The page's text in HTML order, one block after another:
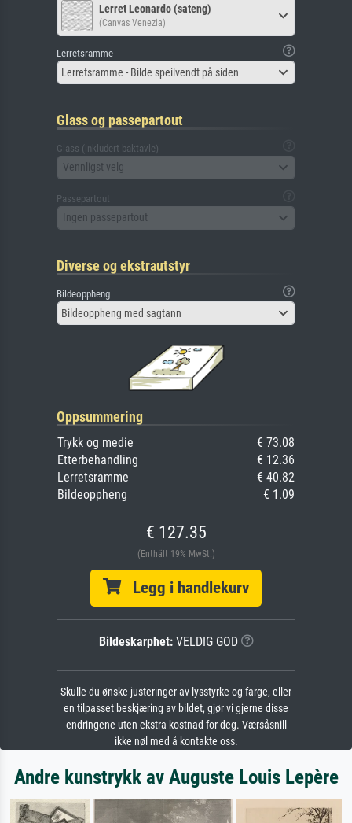
Lerret Leonardo (sateng)
(Canvas Venezia)
Lerretsramme
Lerretsramme - Bilde speilvendt på siden
Glass og passepartout
Glass (inkludert baktavle)
Vennligst velg
Passepartout
Ingen passepartout
Diverse og ekstrautstyr
Bildeoppheng
Bildeoppheng med sagtann
Oppsummering
Trykk og medie
€ 73.08
Etterbehandling
€ 12.36
Lerretsramme
€ 40.82
Bildeoppheng
€ 1.09
€ 127.35
(Enthält 19% MwSt.)
Legg i handlekurv
Bildeskarphet:VELDIG GOD
Skulle du ønske justeringer av lysstyrke og farge, eller
en tilpasset beskjæring av bildet, gjør vi gjerne disse
endringene uten ekstra kostnad for deg. Værsåsnill
ikke nøl med å kontakte oss.
Andre kunstrykk av Auguste Louis Lepère